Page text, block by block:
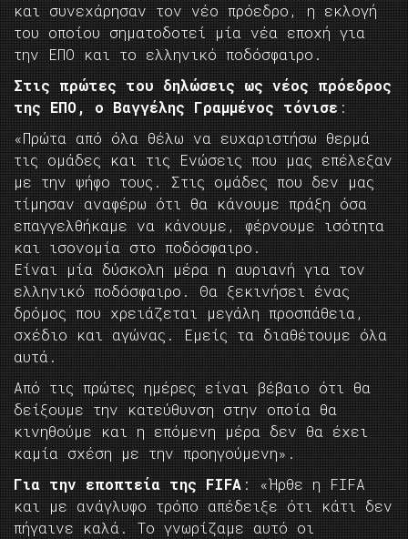
και συνεχάρησαν τον νέο πρόεδρο, η εκλογή
του οποίου σηματοδοτεί μία νέα εποχή για
την ΕΠΟ και το ελληνικό ποδόσφαιρο.
Στις πρώτες του δηλώσεις ως νέος πρόεδρος
της ΕΠΟ, ο Βαγγέλης Γραμμένος τόνισε :
«Πρώτα από όλα θέλω να ευχαριστήσω θερμά
τις ομάδες και τις Ενώσεις που μας επέλεξαν
με την ψήφο τους. Στις ομάδες που δεν μας
τίμησαν αναφέρω ότι θα κάνουμε πράξη όσα
επαγγελθήκαμε να κάνουμε, φέρνουμε ισότητα
και ισονομία στο ποδόσφαιρο.
Είναι μία δύσκολη μέρα η αυριανή για τον
ελληνικό ποδόσφαιρο. Θα ξεκινήσει ένας
δρόμος που χρειάζεται μεγάλη προσπάθεια,
σχέδιο και αγώνας. Εμείς τα διαθέτουμε όλα
αυτά.
Από τις πρώτες ημέρες είναι βέβαιο ότι θα
δείξουμε την κατεύθυνση στην οποία θα
κινηθούμε και η επόμενη μέρα δεν θα έχει
καμία σχέση με την προηγούμενη».
Για την εποπτεία της FIFA : «Ήρθε η FIFA
και με ανάγλυφο τρόπο απέδειξε ότι κάτι δεν
πήγαινε καλά. Το γνωρίζαμε αυτό οι